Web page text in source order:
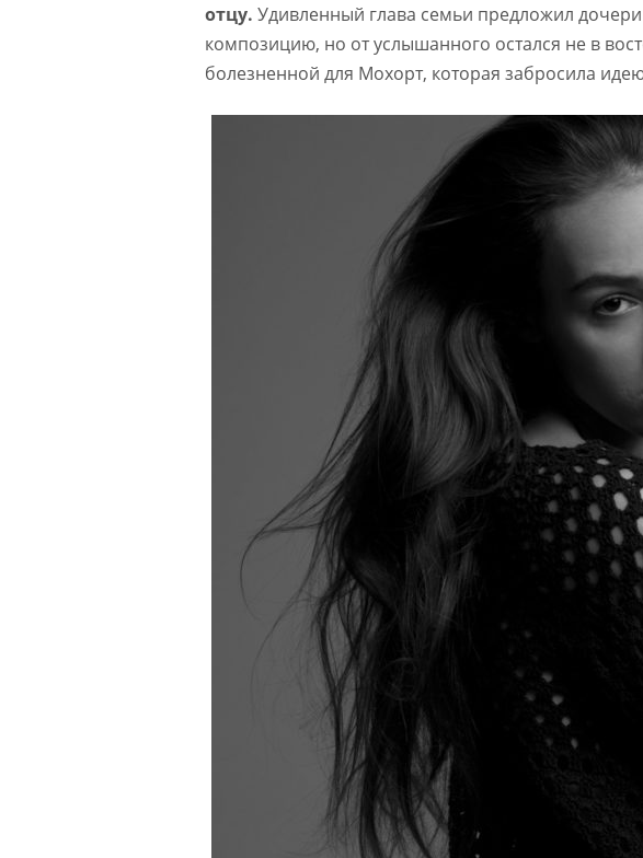
отцу. Удивленный глава семьи предложил
композицию, но от услышанного остался не в
болезненной для Мохорт, которая забросила